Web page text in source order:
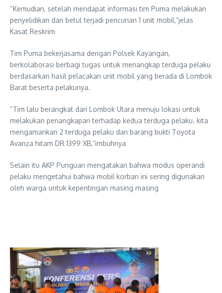
“Kemudian, setelah mendapat informasi tim Puma melakukan
penyelidikan dan betul terjadi pencurian 1 unit mobil,”jelas
Kasat Reskrim
Tim Puma bekerjasama dengan Polsek Kayangan,
berkolaborasi berbagi tugas untuk menangkap terduga pelaku
berdasarkan hasil pelacakan unit mobil yang berada di Lombok
Barat beserta pelakunya.
“Tim lalu berangkat dari Lombok Utara menuju lokasi untuk
melakukan penangkapan terhadap kedua terduga pelaku. kita
mengamankan 2 terduga pelaku dan barang bukti Toyota
Avanza hitam DR 1399 XB,”imbuhnya
Selain itu AKP Punguan mengatakan bahwa modus operandi
pelaku mengetahui bahwa mobil korban ini sering digunakan
oleh warga untuk kepentingan masing masing